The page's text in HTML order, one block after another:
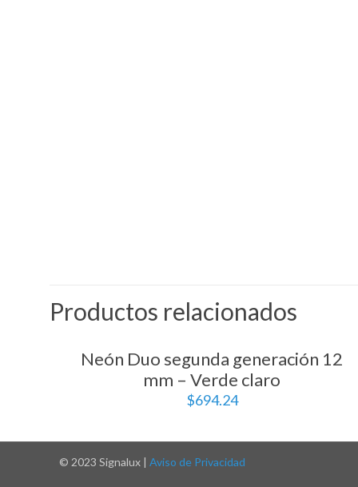
Productos relacionados
Neón Duo segunda generación 12
mm – Verde claro
$694.24
© 2023 Signalux | Aviso de Privacidad